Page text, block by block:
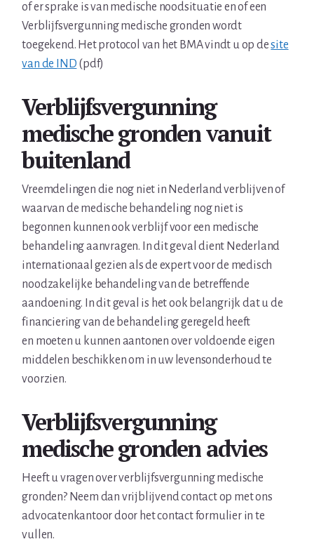
of er sprake is van medische noodsituatie en of een
Verblijfsvergunning medische gronden wordt
toegekend. Het protocol van het BMA vindt u op desite
van de IND (pdf)
Verblijfsvergunning
medische gronden vanuit
buitenland
Vreemdelingen die nog niet in Nederland verblijven of
waarvan de medische behandeling nog niet is
begonnen kunnen ook verblijf voor een medische
behandeling aanvragen. In dit geval dient Nederland
internationaal gezien als de expert voor de medisch
noodzakelijke behandeling van de betreffende
aandoening. In dit geval is het ook belangrijk dat u de
financiering van de behandeling geregeld heeft
en moeten u kunnen aantonen over voldoende eigen
middelen beschikken om in uw levensonderhoud te
voorzien.
Verblijfsvergunning
medische gronden advies
Heeft u vragen over verblijfsvergunning medische
gronden? Neem dan vrijblijvend contact op met ons
advocatenkantoor door het contact formulier in te
vullen.